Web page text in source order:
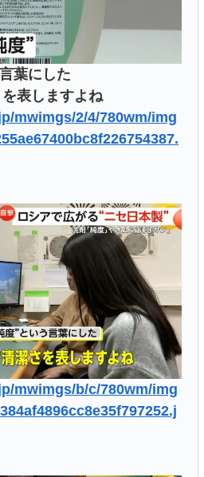
葉にした
表しますよね
mwimgs/2/4/780wm/img
mwimgs/b/c/780wm/img